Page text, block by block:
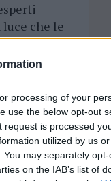
processing of your
use the below opt-out
is processed
utilized by us
may separately
on the IAB’s list of
che le
a
questo
ad
sulle